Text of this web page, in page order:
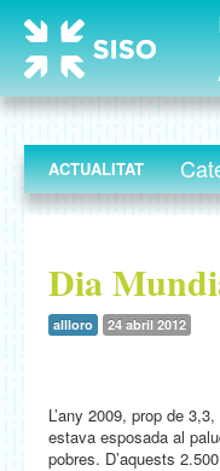
ACTUALITAT
Dia
allloro 24 abril 2012
L’any 2009, prop de
estava esposada al
pobres. D’aquests